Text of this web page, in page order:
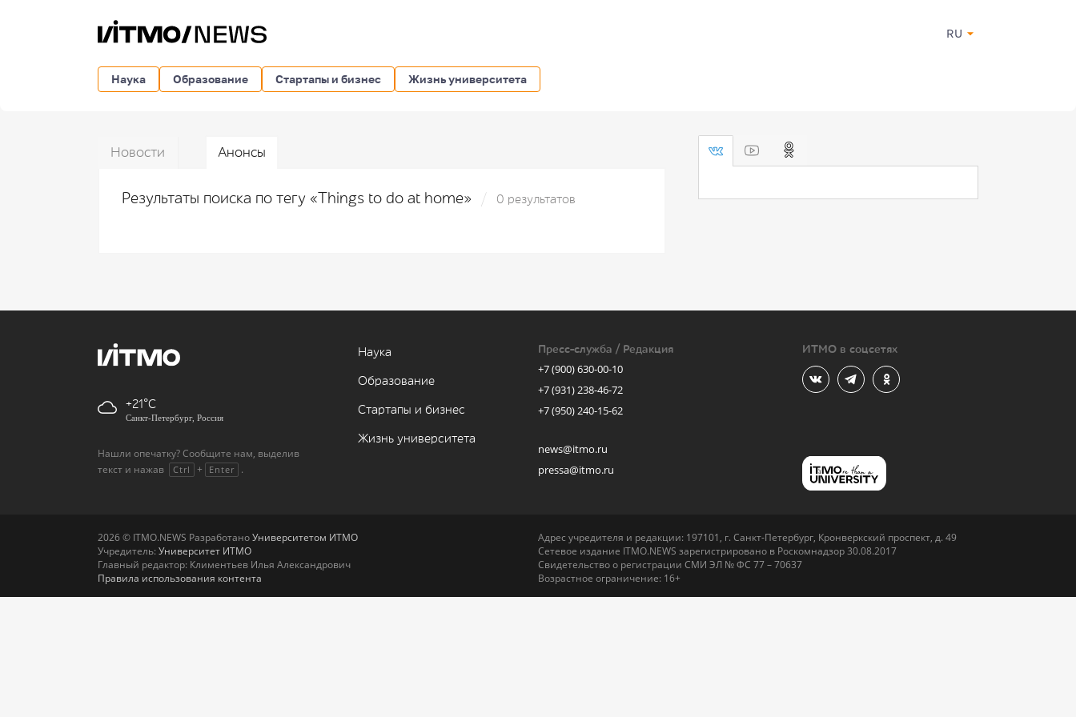
RU
Наука Образование Стартапы и бизнес Жизнь университета
Новости Анонсы
Результаты поиска по тегу «Things to do at home» 0 результатов
+21
Санкт-Петербург, Россия
Нашли опечатку? Сообщите нам, выделив
текст и нажав
Ctrl + Enter .
Наука
Образование
Стартапы и бизнес
Жизнь университета
Пресс-служба / Редакция
+7 (900) 630-00-10
+7 (931) 238-46-72
+7 (950) 240-15-62
news@itmo.ru
pressa@itmo.ru
ИТМО в соцсетях
2026 © ITMO.NEWS РазработаноУниверситетом ИТМО
Учредитель: Университет ИТМО
Главный редактор: Климентьев Илья Александрович
Правила использования контента
Адрес учредителя и редакции: 197101, г. Санкт-Петербург, Кронверкский проспект, д. 49
Сетевое издание ITMO.NEWS зарегистрировано в Роскомнадзор 30.08.2017
Свидетельство о регистрации СМИ ЭЛ № ФС 77 – 70637
Возрастное ограничение: 16+